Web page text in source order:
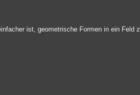
ist, geometrische Formen in ein Feld